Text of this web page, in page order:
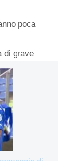
poca
di grave